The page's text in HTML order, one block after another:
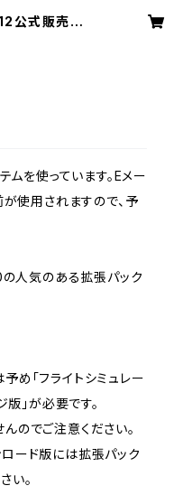
公式販売サイ
ムを使っています。Eメー
使用されますので、予
の人気のある拡張パック
め「フライトシミュレー
」が必要です。
のでご注意ください。
ード版には拡張パック
い。